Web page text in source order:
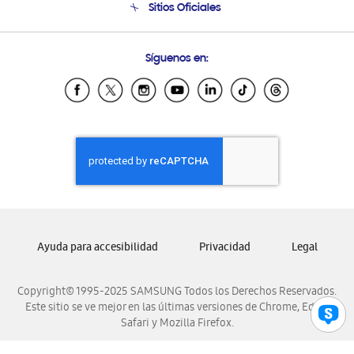
Soporte vía eMail
Sitios Oficiales
Samsung Ecuador
Samsung El Salvador
Samsung Honduras
Samsung Nicaragua
Samsung Panamá
Samsung Venezuela
Síguenos en:
Copyright© 1995-2025 SAMSUNG Todos los Derechos Reservados.
Este sitio se ve mejor en las últimas versiones de Chrome, Edge,
Safari y Mozilla Firefox.
Ayuda para accesibilidad Privacidad Legal